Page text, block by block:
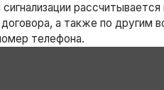
а также по другим
телефона.